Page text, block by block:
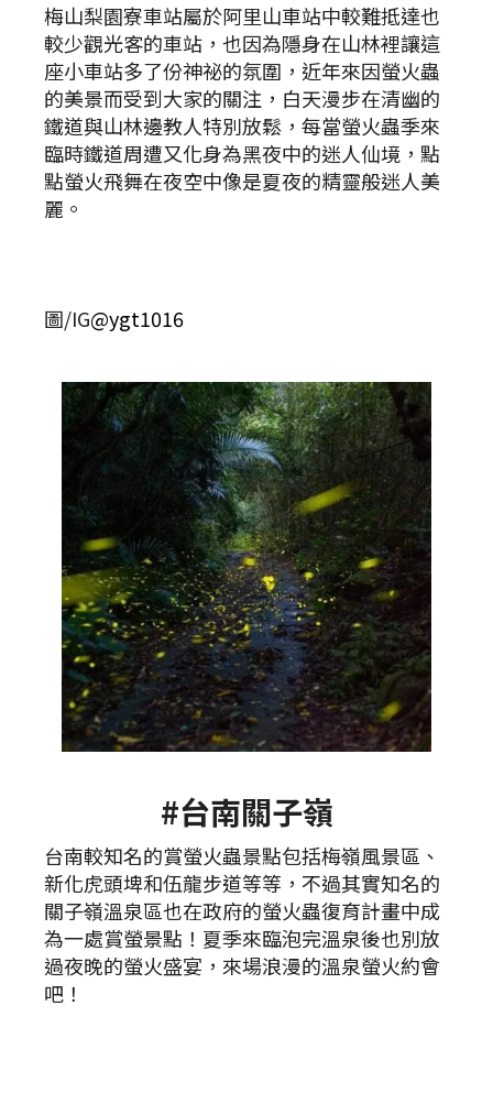
梅山梨園寮車站屬於阿里山車站中較難抵達也
較少觀光客的車站，也因為隱身在山林裡讓這
座小車站多了份神祕的氛圍，近年來因螢火蟲
的美景而受到大家的關注，白天漫步在清幽的
鐵道與山林邊教人特別放鬆，每當螢火蟲季來
臨時鐵道周遭又化身為黑夜中的迷人仙境，點
點螢火飛舞在夜空中像是夏夜的精靈般迷人美
麗。
圖/IG@ygt1016
#台南關子嶺
台南較知名的賞螢火蟲景點包括梅嶺風景區、
新化虎頭埤和伍龍步道等等，不過其實知名的
關子嶺溫泉區也在政府的螢火蟲復育計畫中成
為一處賞螢景點！夏季來臨泡完溫泉後也別放
過夜晚的螢火盛宴，來場浪漫的溫泉螢火約會
吧！